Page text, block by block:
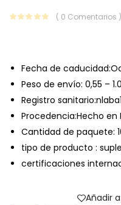
( 0 Comentarios )
Fecha de
Peso de envío: 0,55 –
Registro
Procedencia:Hecho en
Cantidad de paquete:
tipo de producto :
certificaciones
Añadir